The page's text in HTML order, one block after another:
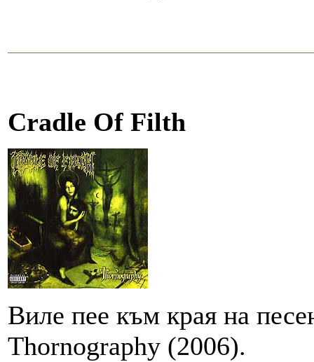
Cradle Of Filth
Виле пее към края на
Thornography (2006).